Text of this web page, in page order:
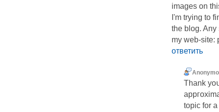
images on
I'm trying to
the blog.
my web-site:
ответить
Thank
topic for